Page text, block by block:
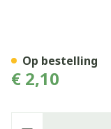
€ 2,10
Op bestelling